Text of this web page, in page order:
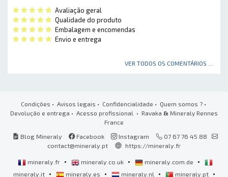
Avaliação geral
Qualidade do produto
Embalagem e encomendas
Envio e entrega
VER TODOS OS COMENTÁRIOS ...
Condições • Avisos legais • Confidencialidade • Quem somos ?•
Devolução e entrega • Acesso profissional • Ravaka & Mineraly Rennes
France
Blog Mineraly
Facebook Instagram
07 67 76 45 88
contact@mineraly.pt
https://mineraly.fr
mineraly.fr • mineraly.co.uk • mineraly.com.de •
mineraly.it • mineraly.es • mineraly.nl • mineraly.pt •